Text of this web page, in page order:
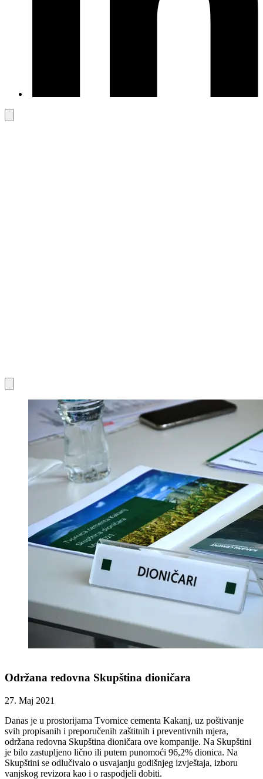
Održana redovna Skupština dioničara
27. Maj 2021
Danas je u prostorijama Tvornice cementa Kakanj, uz poštivanje
svih propisanih i preporučenih zaštitnih i preventivnih mjera,
održana redovna Skupština dioničara ove kompanije. Na Skupštini
je bilo zastupljeno lično ili putem punomoći 96,2% dionica. Na
Skupštini se odlučivalo o usvajanju godišnjeg izvještaja, izboru
vanjskog revizora kao i o raspodjeli dobiti.